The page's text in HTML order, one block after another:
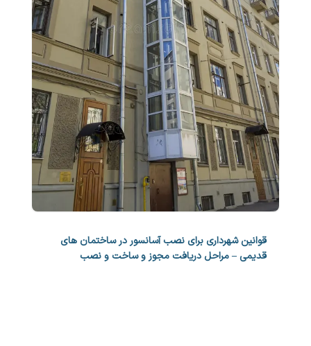
قوانین شهرداری برای نصب آسانسور در ساختمان های
قدیمی – مراحل دریافت مجوز و ساخت و نصب